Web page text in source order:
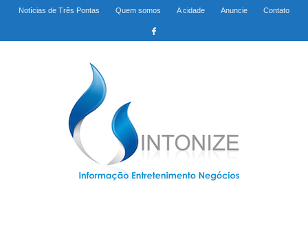
Notícias de Três Pontas Quem somos A cidade Anuncie Contato